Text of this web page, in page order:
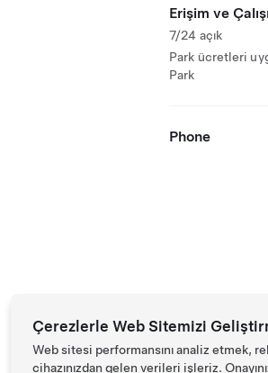
Erişim ve
7/24 açık
Park ücretleri
Park
Phone
Çerezlerle Web Sitemizi
Web sitesi performansını analiz etmek,
cihazınızdan gelen verileri işleriz.